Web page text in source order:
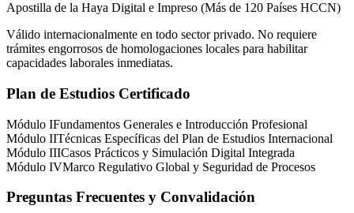
Apostilla de la Haya Digital e Impreso (Más de 120 Países HCCN)
Válido internacionalmente en todo sector privado. No requiere
trámites engorrosos de homologaciones locales para habilitar
capacidades laborales inmediatas.
Plan de Estudios Certificado
Módulo IFundamentos Generales e Introducción Profesional
Módulo IITécnicas Específicas del Plan de Estudios Internacional
Módulo IIICasos Prácticos y Simulación Digital Integrada
Módulo IVMarco Regulativo Global y Seguridad de Procesos
Preguntas Frecuentes y Convalidación